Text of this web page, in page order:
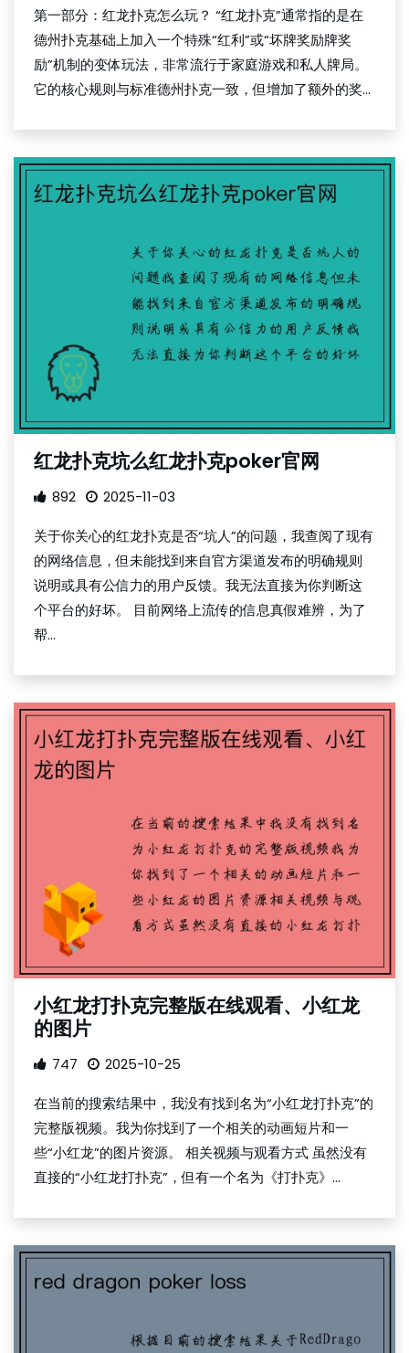
第一部分：红龙扑克怎么玩？ “红龙扑克”通常指的是在
德州扑克基础上加入一个特殊“红利”或“坏牌奖励牌奖
励”机制的变体玩法，非常流行于家庭游戏和私人牌局。
它的核心规则与标准德州扑克一致，但增加了额外的奖...
红龙扑克坑么红龙扑克poker官网
892 2025-11-03
关于你关心的红龙扑克是否“坑人”的问题，我查阅了现有
的网络信息，但未能找到来自官方渠道发布的明确规则
说明或具有公信力的用户反馈。我无法直接为你判断这
个平台的好坏。 目前网络上流传的信息真假难辨，为了
帮...
小红龙打扑克完整版在线观看、小红龙
的图片
747 2025-10-25
在当前的搜索结果中，我没有找到名为“小红龙打扑克”的
完整版视频。我为你找到了一个相关的动画短片和一
些“小红龙”的图片资源。 相关视频与观看方式 虽然没有
直接的“小红龙打扑克”，但有一个名为《打扑克》...